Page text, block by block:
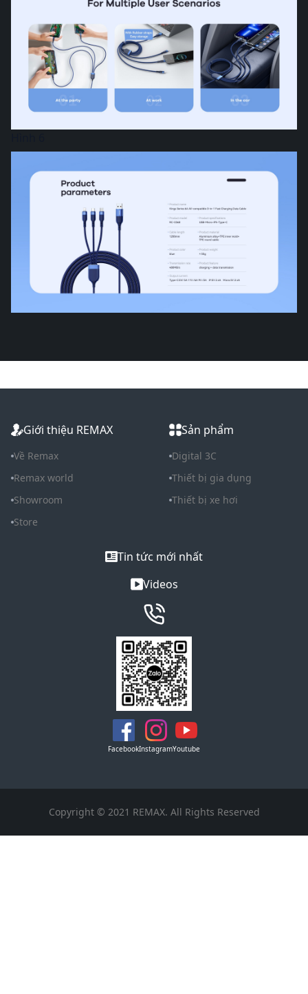
Giới thiệu REMAX
Về Remax
Remax world
Showroom
Store
Sản phẩm
Digital 3C
Thiết bị gia dụng
Thiết bị xe hơi
Tin tức mới nhất
Videos
FacebookInstagramYoutube
Copyright © 2021 REMAX. All Rights Reserved